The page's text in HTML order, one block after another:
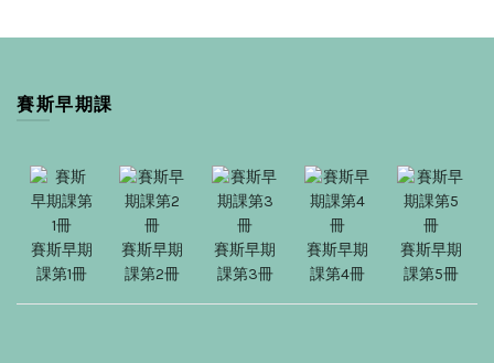
賽斯早期課
賽斯早期
課第1冊
賽斯早期
課第2冊
賽斯早期
課第3冊
賽斯早期
課第4冊
賽斯早期
課第5冊